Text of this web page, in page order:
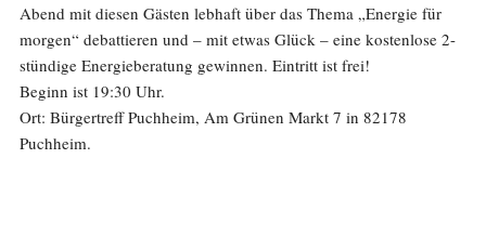
Abend mit diesen Gästen lebhaft über das Thema „Energie für
morgen“ debattieren und – mit etwas Glück – eine kostenlose 2-
stündige Energieberatung gewinnen. Eintritt ist frei!
Beginn ist 19:30 Uhr.
Ort: Bürgertreff Puchheim, Am Grünen Markt 7 in 82178
Puchheim.